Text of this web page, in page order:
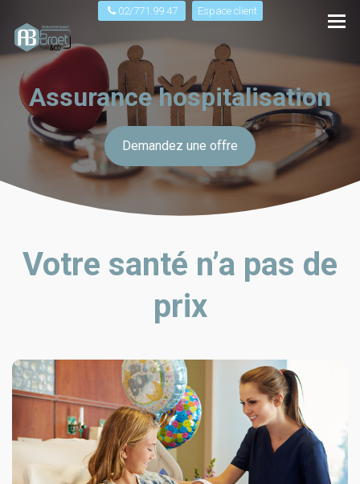
02/771.99.47 Espace client
Assurance hospitalisation
Demandez une offre
Votre santé n’a pas de
prix